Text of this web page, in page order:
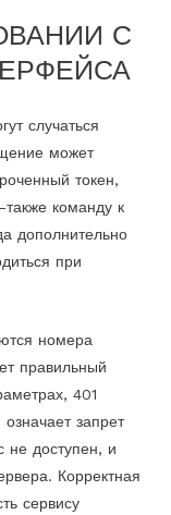
С
случаться
может
токен,
команду к
дополнительно
при
номера
правильный
401
запрет
не доступен, и
Корректная
сервису